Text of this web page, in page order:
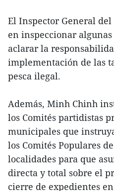
El Inspector General
en inspeccionar
aclarar la
implementación de las
pesca ilegal.
Además, Minh Chinh
los Comités partidistas
municipales que
los Comités Populares
localidades para que
directa y total sobre el
cierre de expedientes